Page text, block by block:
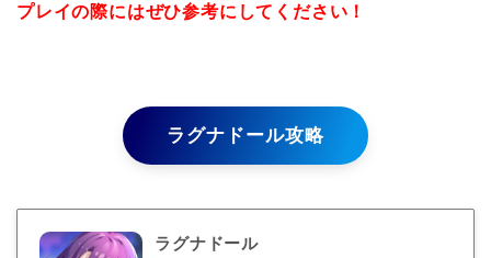
プレイの際にはぜひ参考にしてください！
ラグナドール攻略
ラグナドール